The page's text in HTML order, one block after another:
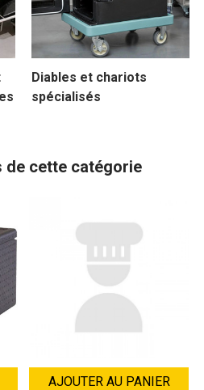
Diables et chariots
spécialisés
de cette catégorie
AJOUTER AU PANIER